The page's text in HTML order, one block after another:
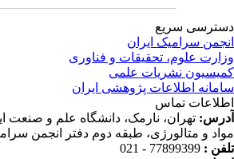
سریع
سرامیک ایران
علوم، تحقیقات و فناوری
نشریات علمی
اطلاعات پژوهشی ایران
تماس
تهران، نارمک، دانشگاه علم و صنعت
و متالورژی، طبقه دوم دفتر انجمن
:
77899399 - 021